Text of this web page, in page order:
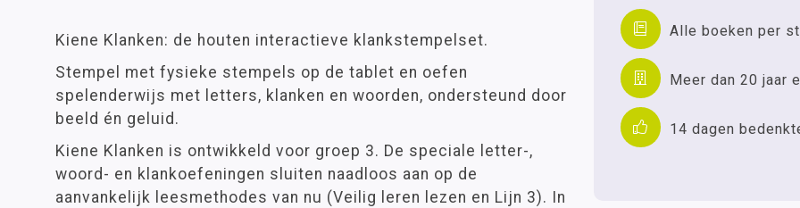
Alle boeken per
Meer dan 20 jaar
14 dagen
Kiene Klanken: de houten interactieve klankstempelset.
Stempel met fysieke stempels op de tablet en oefen
spelenderwijs met letters, klanken en woorden, ondersteund door
beeld én geluid.
Kiene Klanken is ontwikkeld voor groep 3. De speciale letter-,
woord- en klankoefeningen sluiten naadloos aan op de
aanvankelijk leesmethodes van nu (Veilig leren lezen en Lijn 3). In